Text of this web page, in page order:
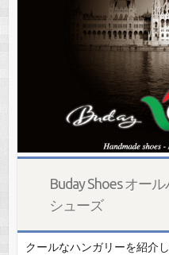
Buday Shoes オー
シューズ
クールなハンガリーを紹介